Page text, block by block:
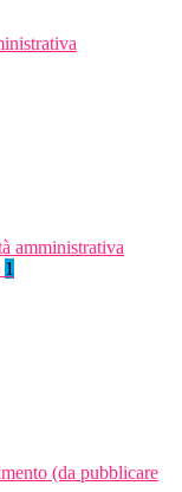
amministrativa
1
(da pubblicare